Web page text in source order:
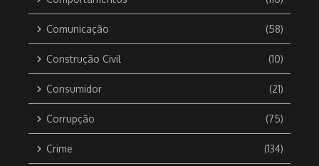
Comunicação (58)
Construção Civil (10)
Consumidor (21)
Corrupção (75)
Crime (134)